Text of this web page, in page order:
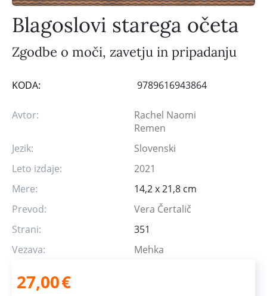
Blagoslovi starega očeta
Zgodbe o moči, zavetju in pripadanju
KODA: 9789616943864
Avtor:
Rachel Naomi
Remen
Jezik:
Slovenski
Leto izdaje:
2021
Mere:
14,2 x 21,8 cm
Prevod:
Vera Čertalič
Strani:
351
Vezava:
Mehka
27,00€